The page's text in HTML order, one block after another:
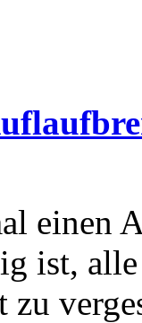
einen
ist,